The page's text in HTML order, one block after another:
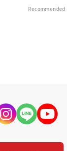
Recommended